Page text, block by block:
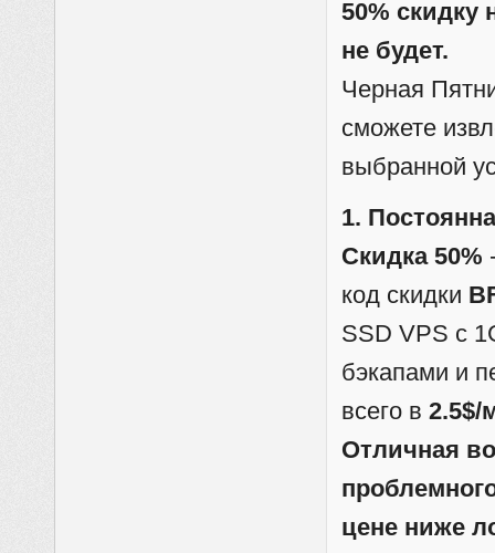
50% скидку
не будет.
Черная
сможете
выбранной
1.
Скидка 50%
код скидки
SSD VPS c
бэкапами и
всего в 2.5$/
Отличная
цене ниже